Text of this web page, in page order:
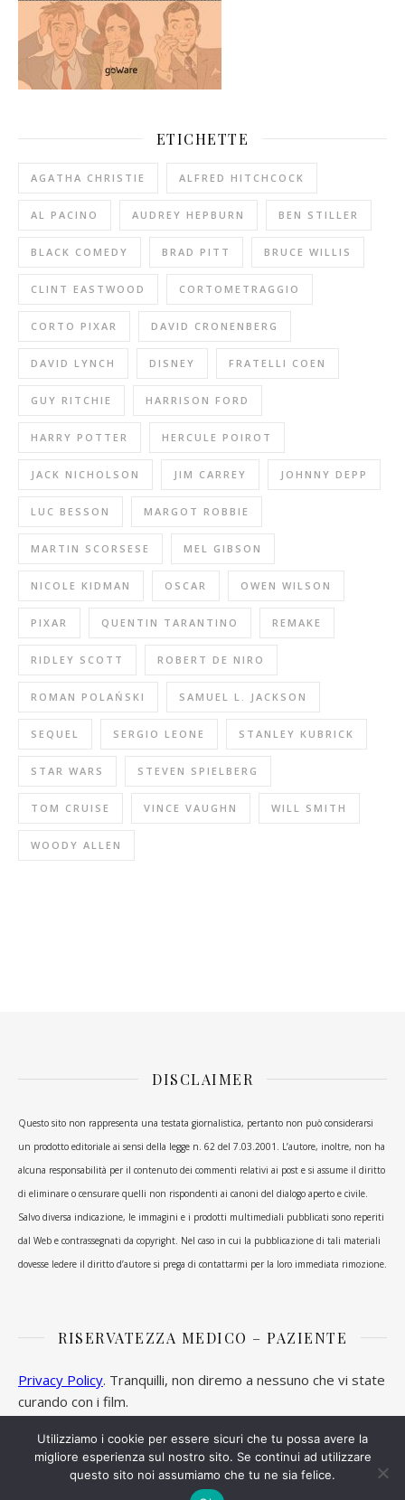
ETICHETTE
AGATHA CHRISTIE ALFRED HITCHCOCK
AL PACINO AUDREY HEPBURN BEN STILLER
BLACK COMEDY BRAD PITT BRUCE WILLIS
CLINT EASTWOOD CORTOMETRAGGIO
CORTO PIXAR DAVID CRONENBERG
DAVID LYNCH DISNEY FRATELLI COEN
GUY RITCHIE HARRISON FORD
HARRY POTTER HERCULE POIROT
JACK NICHOLSON JIM CARREY JOHNNY DEPP
LUC BESSON MARGOT ROBBIE
MARTIN SCORSESE MEL GIBSON
NICOLE KIDMAN OSCAR OWEN WILSON
PIXAR QUENTIN TARANTINO REMAKE
RIDLEY SCOTT ROBERT DE NIRO
ROMAN POLAŃSKI SAMUEL L. JACKSON
SEQUEL SERGIO LEONE STANLEY KUBRICK
STAR WARS STEVEN SPIELBERG
TOM CRUISE VINCE VAUGHN WILL SMITH
WOODY ALLEN
DISCLAIMER
Questo sito non rappresenta una testata giornalistica, pertanto non può considerarsi
un prodotto editoriale ai sensi della legge n. 62 del 7.03.2001. L’autore, inoltre, non ha
alcuna responsabilità per il contenuto dei commenti relativi ai post e si assume il diritto
di eliminare o censurare quelli non rispondenti ai canoni del dialogo aperto e civile.
Salvo diversa indicazione, le immagini e i prodotti multimediali pubblicati sono reperiti
dal Web e contrassegnati da copyright. Nel caso in cui la pubblicazione di tali materiali
dovesse ledere il diritto d’autore si prega di contattarmi per la loro immediata rimozione.
RISERVATEZZA MEDICO – PAZIENTE
Privacy Policy. Tranquilli, non diremo a nessuno che vi state
curando con i film.
Ashe Tema di WP Royal
Utilizziamo i cookie per essere sicuri che tu possa avere la
migliore esperienza sul nostro sito. Se continui ad utilizzare
questo sito noi assumiamo che tu ne sia felice.